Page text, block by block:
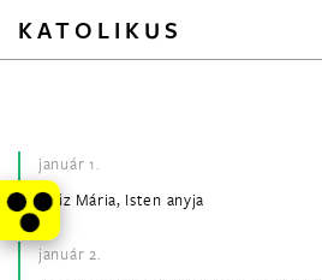
KATOLIKUS
január 1.
Szűz Mária, Isten anyja
január 2.